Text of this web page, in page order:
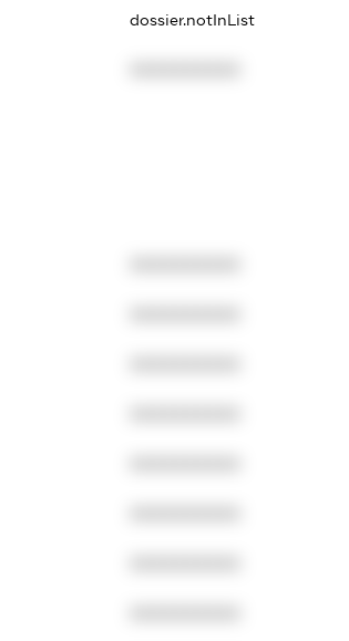
dossier.notInList